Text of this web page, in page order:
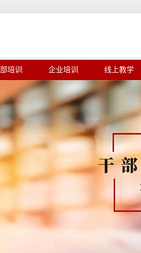
培训 企业培训 线上教学
工产业高质量发展
2024-08-23
专题研修班在太原
顺利举办
干部培训班在长沙